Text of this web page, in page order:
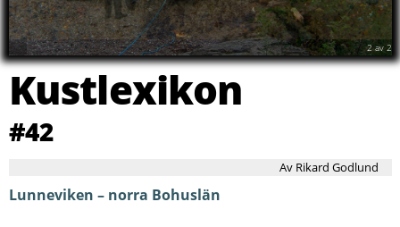
Sök
2av 2
Kustlexikon
#42
Av Rikard Godlund
Lunneviken – norra Bohuslän